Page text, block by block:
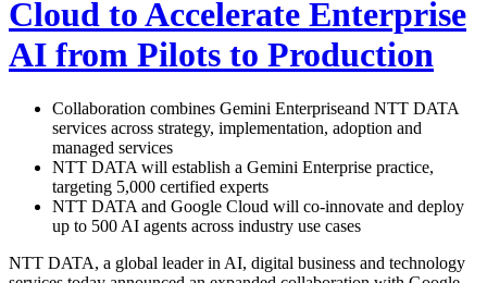
Cloud to Accelerate Enterprise
AI from Pilots to Production
Collaboration combines Gemini Enterpriseand NTT DATA
services across strategy, implementation, adoption and
managed services
NTT DATA will establish a Gemini Enterprise practice,
targeting 5,000 certified experts
NTT DATA and Google Cloud will co-innovate and deploy
up to 500 AI agents across industry use cases
NTT DATA, a global leader in AI, digital business and technology